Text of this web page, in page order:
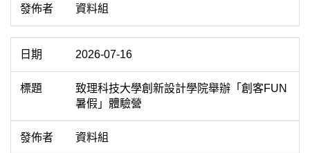
資料組
2026-07-16
致理科技大學創新設計學院舉辦「創客FUN
暑假」體驗營
資料組